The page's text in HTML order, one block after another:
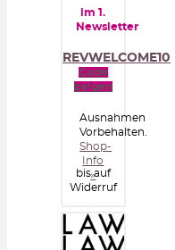
im 1.
Newsletter
REVWELCOME10
Code
zeigen
Ausnahmen
Vorbehalten.
Shop-
Info
»
bis auf
Widerruf